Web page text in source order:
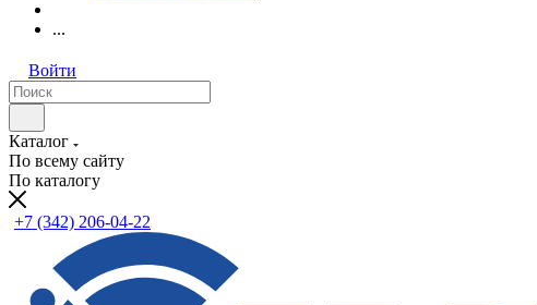
...
Войти
Каталог
По всему сайту
По каталогу
+7 (342) 206-04-22